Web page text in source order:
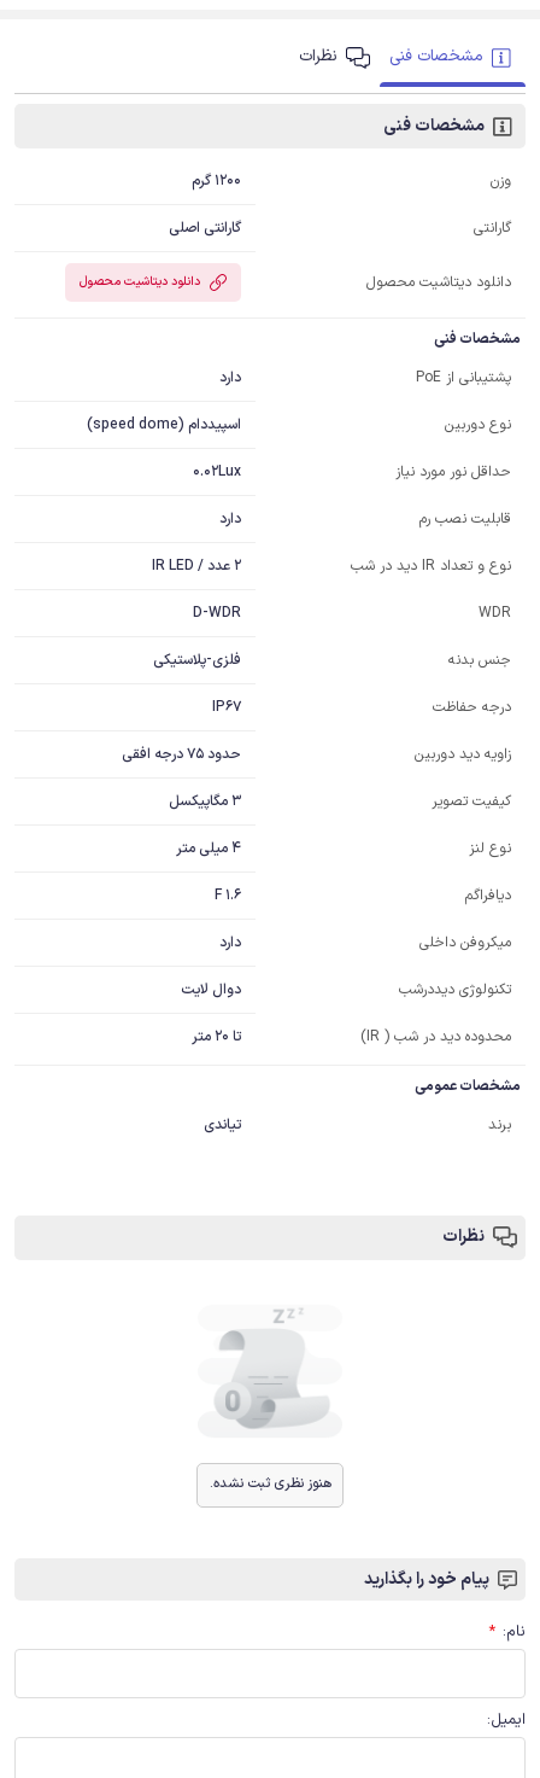
مشخصات فنی نظرات
مشخصات فنی
وزن 1200 گرم
گارانتی گارانتی اصلی
دانلود دیتاشیت محصول دانلود دیتاشیت محصول
مشخصات فنی
پشتیبانی از PoE
دارد
نوع دوربین اسپیددام (speed dome)
حداقل نور مورد نیاز 0.02Lux
قابلیت نصب رم دارد
نوع و تعداد IR دید در شب 2 عدد / IR LED
WDR
D-WDR
جنس بدنه فلزی-پلاستیکی
درجه حفاظت IP67
زاویه دید دوربین حدود 75 درجه افقی
کیفیت تصویر 3 مگاپیکسل
نوع لنز 4 میلی متر
دیافراگم F 1.6
میکروفن داخلی دارد
تکنولوژی دیددرشب دوال لایت
محدوده دید در شب ( IR) تا 20 متر
مشخصات عمومی
برند
تیاندی
نظرات
هنوز نظری ثبت نشده.
پیام خود را بگذارید
نام:
*
ایمیل: